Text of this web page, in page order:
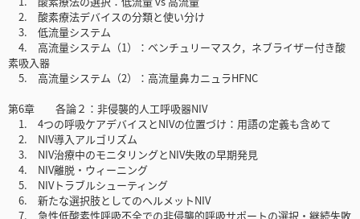
2. 酸素療法デバイスの分類と使い分け
3. 低流量システム
4. 高流量システム（1）：ベンチュリーマスク，ネブライザー付き酸
素吸入器
5. 高流量システム（2）：高流量鼻カニュラHFNC
第6章 各論２：非侵襲的人工呼吸器NIV
1. 4つの呼吸ケアデバイスとNIVの位置づけ：用語の定義も含めて
2. NIV導入アルゴリズム
3. NIV治療中のモニタリングとNIV失敗の早期発見
4. NIV離脱・ウィーニング
5. NIVトラブルシューティング
6. 新たな選択肢としてのヘルメットNIV
7. 急性低酸素性呼吸不全での非侵襲的呼吸サポートの選択・継続失敗